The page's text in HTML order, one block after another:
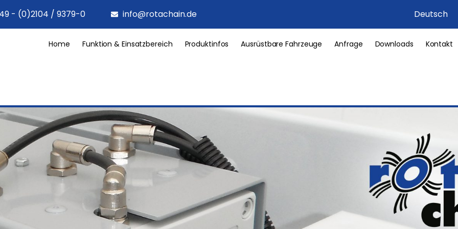
Deutsch
- (0)2104 / 9379-0 info@rotachain.de
Home Funktion & Einsatzbereich Produktinfos Ausrüstbare Fahrzeuge Anfrage Downloads Kontakt